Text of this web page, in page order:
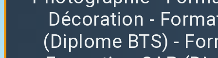
Décoration -
(Diplome BTS) -